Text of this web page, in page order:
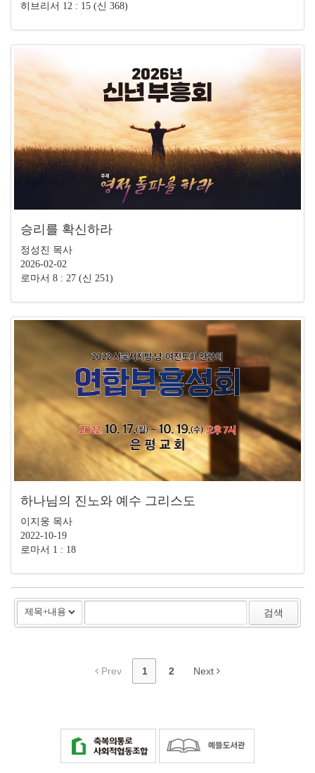
히브리서 12 : 15 (신 368)
승리를 확신하라
정성진 목사
2026-02-02
로마서 8 : 27 (신 251)
하나님의 진노와 예수 그리스도
이지웅 목사
2022-10-19
로마서 1 : 18
검색
Prev 1 2 Next